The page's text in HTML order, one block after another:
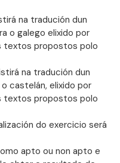
na tradución dun
o galego elixido por
textos propostos polo
na tradución dun
castelán, elixido por
textos propostos polo
do exercicio será
apto ou non apto e